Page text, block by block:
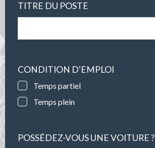
TITRE DU POSTE
CONDITION D'EMPLOI
Temps partiel
Temps plein
POSSÉDEZ-VOUS UNE VOITURE ?